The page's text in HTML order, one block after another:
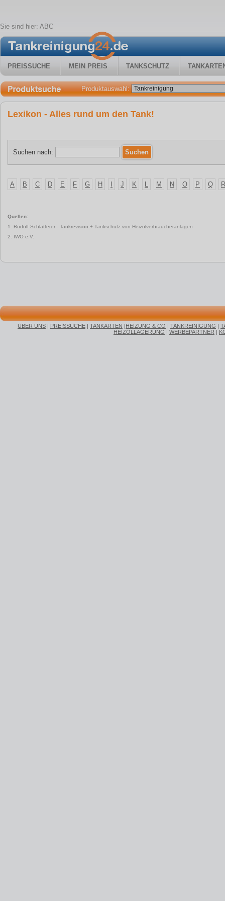
Sie sind hier: ABC
PREISSUCHE MEIN PREIS TANKSCHUTZ
Produktauswahl:
Lexikon - Alles rund um den Tank!
Suchen nach:
A B C D E F G H J K L M N O P Q R
Quellen:
1. Rudolf Schlatterer - Tankrevision + Tankschutz von Heizölverbraucheranlagen
2. IWO e.V.
ÜBER UNS | PREISSUCHE | TANKARTEN |HEIZUNG & CO | TANKREINIGUNG |
HEIZÖLLAGERUNG | WERBEPARTNER |